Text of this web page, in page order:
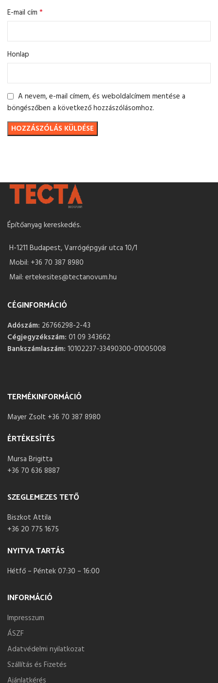
E-mail cím *
Honlap
A nevem, e-mail címem, és weboldalcímem mentése a
böngészőben a következő hozzászólásomhoz.
Építőanyag kereskedés.
H-1211 Budapest, Varrógépgyár utca 10/1
Mobil: +36 70 387 8980
Mail: ertekesites@tectanovum.hu
CÉGINFORMÁCIÓ
Adószám: 26766298-2-43
Cégjegyzékszám: 01 09 343662
Bankszámlaszám: 10102237-33490300-01005008
TERMÉKINFORMÁCIÓ
Mayer Zsolt +36 70 387 8980
ÉRTÉKESÍTÉS
Mursa Brigitta
+36 70 636 8887
SZEGLEMEZES TETŐ
Biszkot Attila
+36 20 775 1675
NYITVA TARTÁS
Hétfő – Péntek 07:30 – 16:00
INFORMÁCIÓ
Impresszum
ÁSZF
Adatvédelmi nyilatkozat
Szállítás és Fizetés
Ajánlatkérés